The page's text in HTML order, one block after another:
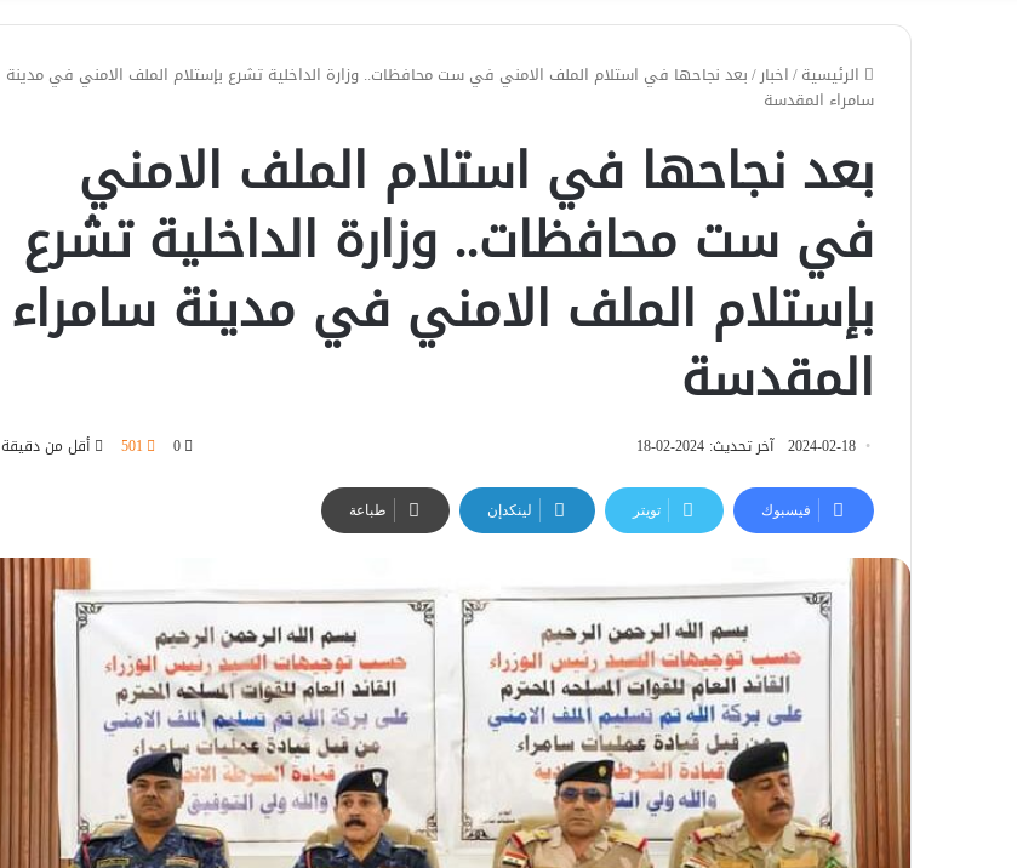
الرئيسية/اخبار/بعد نجاحها في استلام الملف الامني في ست محافظات.. وزارة الداخلية تشرع بإستلام الملف الامني في مدينة
سامراء المقدسة
بعد نجاحها في استلام الملف الامني
في ست محافظات.. وزارة الداخلية تشرع
بإستلام الملف الامني في مدينة سامراء
المقدسة
2024-02-18 آخر تحديث: 2024-02-18 0
501 أقل من دقيقة
فيسبوك تويتر لينكدإن طباعة